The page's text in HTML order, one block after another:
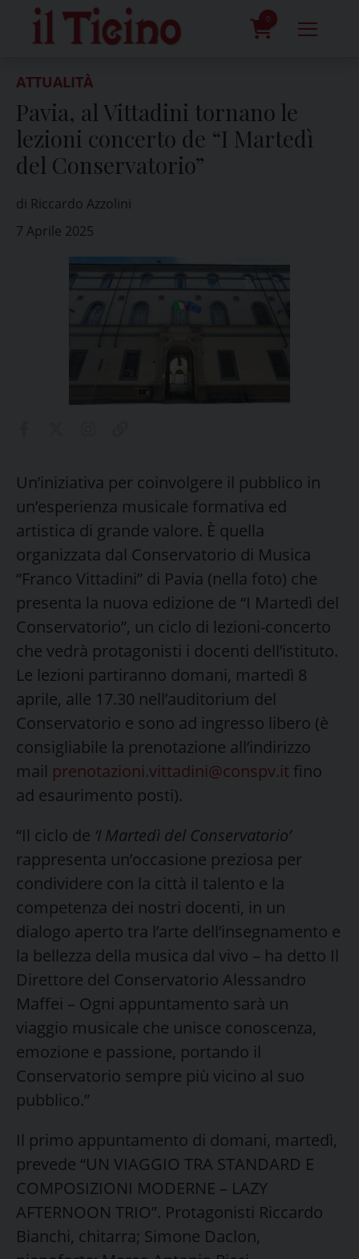
content
0
ATTUALITÀ
Pavia, al Vittadini tornano le
lezioni concerto de “I Martedì
del Conservatorio”
di Riccardo Azzolini
7 Aprile 2025
Un’iniziativa per coinvolgere il pubblico in
un’esperienza musicale formativa ed
artistica di grande valore. È quella
organizzata dal Conservatorio di Musica
“Franco Vittadini” di Pavia (nella foto) che
presenta la nuova edizione de “I Martedì del
Conservatorio”, un ciclo di lezioni-concerto
che vedrà protagonisti i docenti dell’istituto.
Le lezioni partiranno domani, martedì 8
aprile, alle 17.30 nell’auditorium del
Conservatorio e sono ad ingresso libero (è
consigliabile la prenotazione all’indirizzo
mail prenotazioni.vittadini@conspv.it fino
ad esaurimento posti).
“Il ciclo de ‘I Martedì del Conservatorio’
rappresenta un’occasione preziosa per
condividere con la città il talento e la
competenza dei nostri docenti, in un
dialogo aperto tra l’arte dell’insegnamento e
la bellezza della musica dal vivo – ha detto Il
Direttore del Conservatorio Alessandro
Maffei – Ogni appuntamento sarà un
viaggio musicale che unisce conoscenza,
emozione e passione, portando il
Conservatorio sempre più vicino al suo
pubblico.”
Il primo appuntamento di domani, martedì,
prevede “UN VIAGGIO TRA STANDARD E
COMPOSIZIONI MODERNE – LAZY
AFTERNOON TRIO”. Protagonisti Riccardo
Bianchi, chitarra; Simone Daclon,